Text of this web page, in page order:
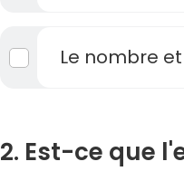
Le nombre
2. Est-ce que